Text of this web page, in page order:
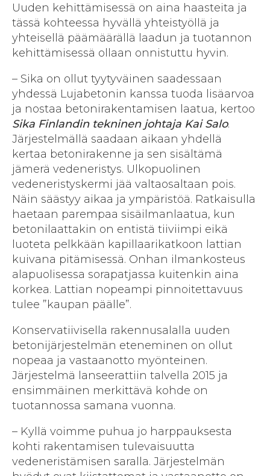
Uuden kehittämisessä on aina haasteita ja
tässä kohteessa hyvällä yhteistyöllä ja
yhteisellä päämäärällä laadun ja tuotannon
kehittämisessä ollaan onnistuttu hyvin.
– Sika on ollut tyytyväinen saadessaan
yhdessä Lujabetonin kanssa tuoda lisäarvoa
ja nostaa betonirakentamisen laatua, kertoo
Sika Finlandin tekninen johtaja Kai Salo.
Järjestelmällä saadaan aikaan yhdellä
kertaa betonirakenne ja sen sisältämä
jämerä vedeneristys. Ulkopuolinen
vedeneristyskermi jää valtaosaltaan pois.
Näin säästyy aikaa ja ympäristöä. Ratkaisulla
haetaan parempaa sisäilmanlaatua, kun
betonilaattakin on entistä tiiviimpi eikä
luoteta pelkkään kapillaarikatkoon lattian
kuivana pitämisessä. Onhan ilmankosteus
alapuolisessa sorapatjassa kuitenkin aina
korkea. Lattian nopeampi pinnoitettavuus
tulee ”kaupan päälle”.
Konservatiivisella rakennusalalla uuden
betonijärjestelmän eteneminen on ollut
nopeaa ja vastaanotto myönteinen.
Järjestelmä lanseerattiin talvella 2015 ja
ensimmäinen merkittävä kohde on
tuotannossa samana vuonna.
– Kyllä voimme puhua jo harppauksesta
kohti rakentamisen tulevaisuutta
vedeneristämisen saralla. Järjestelmän